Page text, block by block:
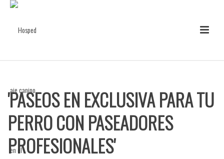
'PASEOS EN EXCLUSIVA PARA TU
PERRO CON PASEADORES
PROFESIONALES'